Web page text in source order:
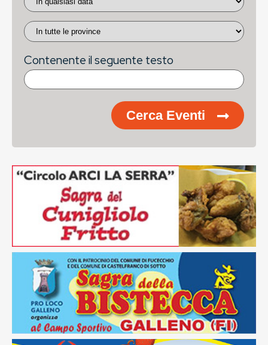
Contenente il seguente testo
Cerca Eventi